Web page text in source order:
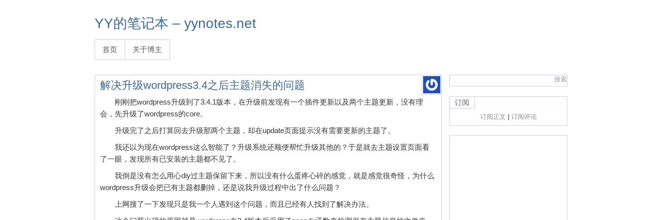
YY的笔记本 – yynotes.net
首页 关于博主
解决升级wordpress3.4之后主题消失的问题
刚刚把wordpress升级到了3.4.1版本，在升级前发现有一个插件更新以及两个主题更新，没有理
会，先升级了wordpress的core。
升级完了之后打算回去升级那两个主题，却在update页面提示没有需要更新的主题了。
我还以为现在wordpress这么智能了？升级系统还顺便帮忙升级其他的？于是就去主题设置页面看
了一眼，发现所有已安装的主题都不见了。
我倒是没有怎么用心diy过主题保留下来，所以没有什么蛋疼心碎的感觉，就是感觉很奇怪，为什么
wordpress升级会把已有主题都删掉，还是说我升级过程中出了什么问题？
上网搜了一下发现只是我一个人遇到这个问题，而且已经有人找到了解决办法。
订阅
订阅正文 | 订阅评论